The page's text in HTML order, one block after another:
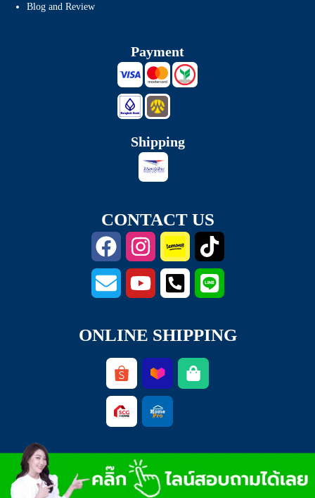
Blog and Review
Payment
Shipping
CONTACT US
ONLINE SHIPPING